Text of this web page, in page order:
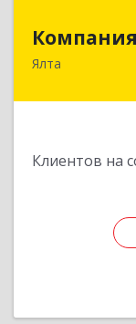
Ялта
Клиентов на
298600, Крым